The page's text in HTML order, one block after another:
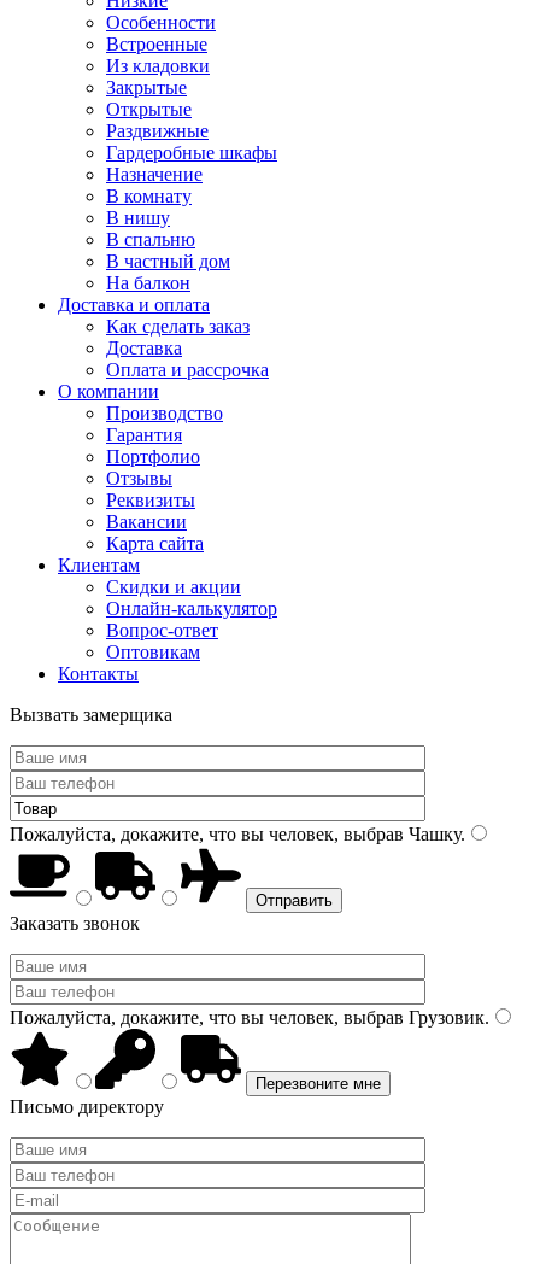
Особенности
Встроенные
Из кладовки
Закрытые
Открытые
Раздвижные
Гардеробные шкафы
Назначение
В комнату
В нишу
В спальню
В частный дом
На балкон
Доставка и оплата
Как сделать заказ
Доставка
Оплата и рассрочка
О компании
Производство
Гарантия
Портфолио
Отзывы
Реквизиты
Вакансии
Карта сайта
Клиентам
Скидки и акции
Онлайн-калькулятор
Вопрос-ответ
Оптовикам
Контакты
Вызвать замерщика
Пожалуйста, докажите, что вы человек, выбрав Чашку.
Заказать звонок
Пожалуйста, докажите, что вы человек, выбрав Грузовик.
Письмо директору